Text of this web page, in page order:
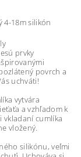
4-18m silikón
prvky
povrch a
uchváti!
vytvára
a vzhľadom k
cumlíka
vložený.
silikónu, veľmi